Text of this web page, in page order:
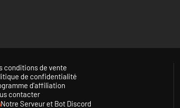
conditions de vente
de confidentialité
d'affiliation
contacter
Notre Serveur et Bot Discord